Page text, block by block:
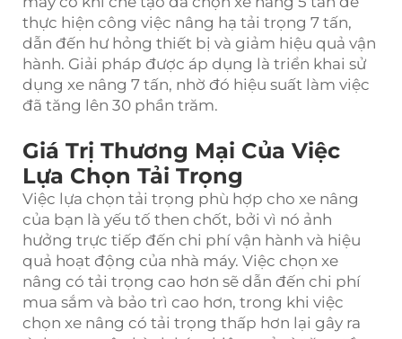
thực hiện công việc nâng hạ tải trọng 7 tấn,
dẫn đến hư hỏng thiết bị và giảm hiệu quả vận
hành. Giải pháp được áp dụng là triển khai sử
dụng xe nâng 7 tấn, nhờ đó hiệu suất làm việc
đã tăng lên 30 phần trăm.
Giá Trị Thương Mại Của Việc
Lựa Chọn Tải Trọng
Việc lựa chọn tải trọng phù hợp cho xe nâng
của bạn là yếu tố then chốt, bởi vì nó ảnh
hưởng trực tiếp đến chi phí vận hành và hiệu
quả hoạt động của nhà máy. Việc chọn xe
nâng có tải trọng cao hơn sẽ dẫn đến chi phí
mua sắm và bảo trì cao hơn, trong khi việc
chọn xe nâng có tải trọng thấp hơn lại gây ra